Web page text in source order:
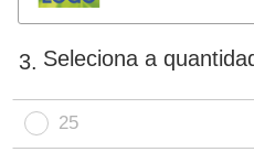
3. Seleciona a
25